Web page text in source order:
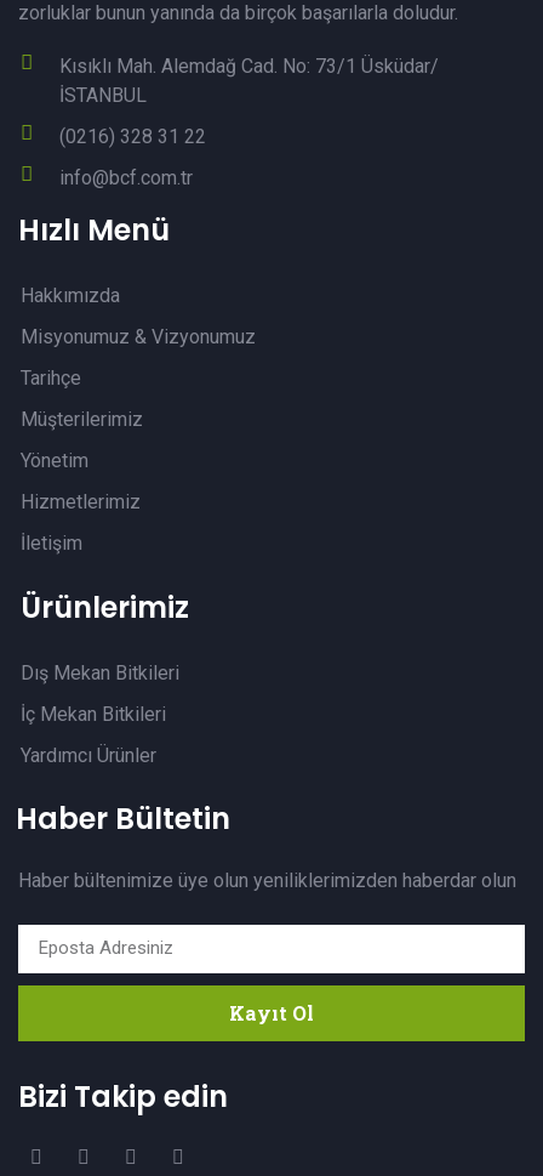
zorluklar bunun yanında da birçok başarılarla doludur.
Kısıklı Mah. Alemdağ Cad. No: 73/1 Üsküdar/
İSTANBUL
(0216) 328 31 22
info@bcf.com.tr
Hızlı Menü
Hakkımızda
Misyonumuz & Vizyonumuz
Tarihçe
Müşterilerimiz
Yönetim
Hizmetlerimiz
İletişim
Ürünlerimiz
Dış Mekan Bitkileri
İç Mekan Bitkileri
Yardımcı Ürünler
Haber Bültetin
Haber bültenimize üye olun yeniliklerimizden haberdar olun
Kayıt Ol
Bizi Takip edin